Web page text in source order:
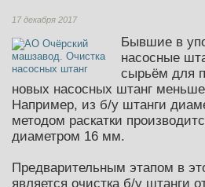
17 декабря 2017
Бывшие в
насосные
сырьём для
новых насосных штанг
Например, из б/у штанги
методом раскатки
диаметром 16 мм.
Предварительным этапом в
является очистка б/у штанги